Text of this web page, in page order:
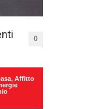
0
, Affitto